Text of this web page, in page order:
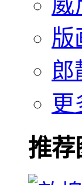
版
郎
更
推荐